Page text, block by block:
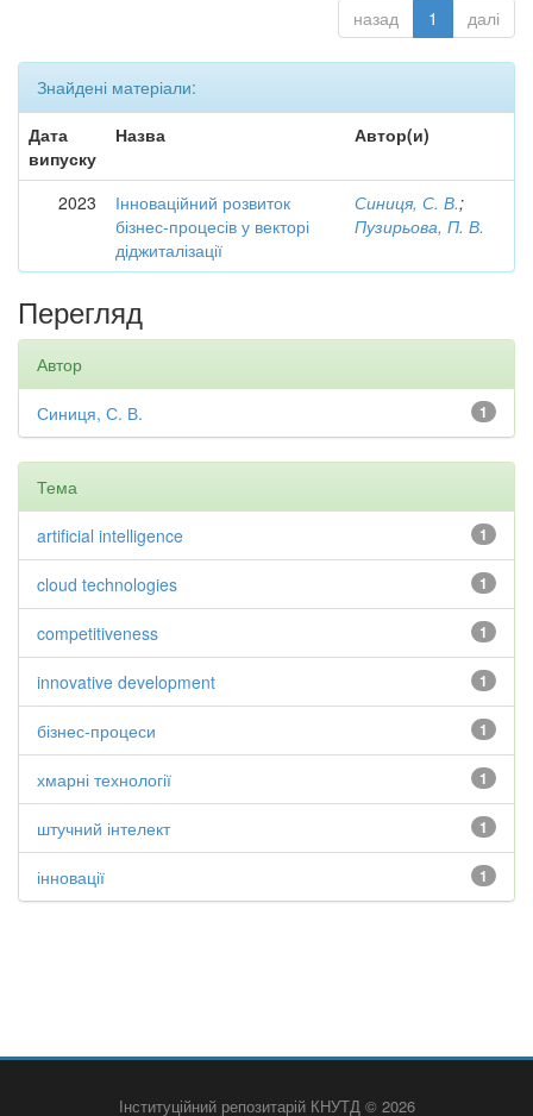
назад 1 далі
Знайдені матеріали:
Дата
випуску
Назва Автор(и)
2023
Інноваційний розвиток
бізнес-процесів у векторі
діджиталізації
Синиця, С. В.;
Пузирьова, П. В.
Перегляд
Автор
1
Синиця, С. В.
Тема
1
artificial intelligence
1
cloud technologies
1
competitiveness
1
innovative development
1
бізнес-процеси
1
хмарні технології
1
штучний інтелект
1
інновації
Інституційний репозитарій КНУТД © 2026